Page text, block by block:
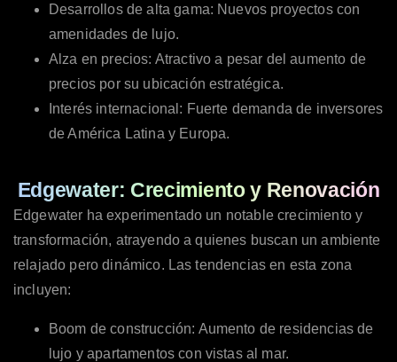
Desarrollos de alta gama: Nuevos proyectos con
amenidades de lujo.
Alza en precios: Atractivo a pesar del aumento de
precios por su ubicación estratégica.
Interés internacional: Fuerte demanda de inversores
de América Latina y Europa.
Edgewater: Crecimiento y Renovación
Edgewater ha experimentado un notable crecimiento y
transformación, atrayendo a quienes buscan un ambiente
relajado pero dinámico. Las tendencias en esta zona
incluyen:
Boom de construcción: Aumento de residencias de
lujo y apartamentos con vistas al mar.